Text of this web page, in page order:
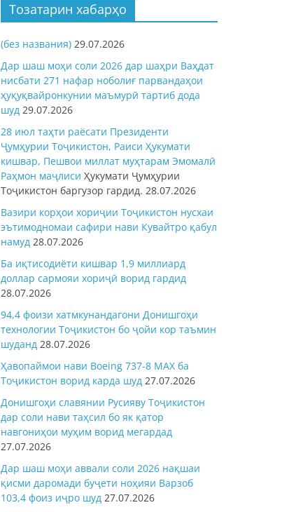
Тозатарин хабарҳо
(без названия) 29.07.2026
Дар шаш моҳи соли 2026 дар шаҳри Ваҳдат
нисбати 271 нафар ноболиғ парвандаҳои
ҳуқуқвайронкунии маъмурӣ тартиб дода
шуд 29.07.2026
28 июл таҳти раёсати Президенти
Ҷумҳурии Тоҷикистон, Раиси Ҳукумати
кишвар, Пешвои миллат муҳтарам Эмомалӣ
Раҳмон маҷлиси Ҳукумати Ҷумҳурии
Тоҷикистон баргузор гардид. 28.07.2026
Вазири корҳои хориҷии Тоҷикистон нусхаи
эътимодномаи сафири нави Кувайтро қабул
намуд 28.07.2026
Ба иқтисодиёти кишвар 1,9 миллиард
доллар сармояи хориҷӣ ворид гардид
28.07.2026
94,4 фоизи хатмкунандагони Донишгоҳи
технологии Тоҷикистон бо ҷойи кор таъмин
шуданд 28.07.2026
Ҳавопаймои нави Boeing 737-8 MAX ба
Тоҷикистон ворид карда шуд 27.07.2026
Донишгоҳи славянии Русияву Тоҷикистон
дар соли нави таҳсил бо як қатор
навгониҳои муҳим ворид мегардад
27.07.2026
Дар шаш моҳи аввали соли 2026 нақшаи
қисми даромади буҷети ноҳияи Варзоб
103,4 фоиз иҷро шуд 27.07.2026